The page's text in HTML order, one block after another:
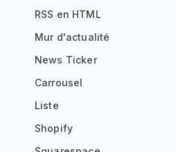
RSS en HTML
Mur d'actualité
News Ticker
Carrousel
Liste
Shopify